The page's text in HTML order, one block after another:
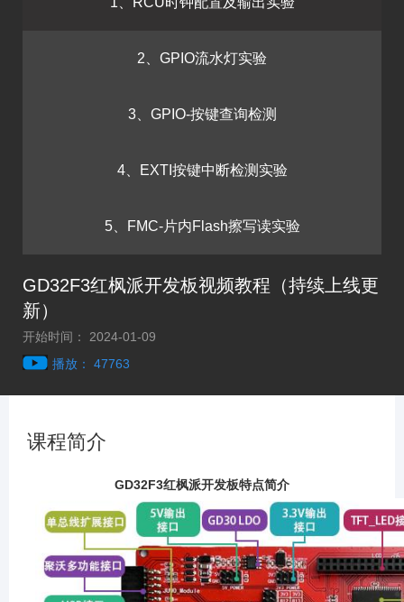
2、GPIO流水灯实验
3、GPIO-按键查询检测
4、EXTI按键中断检测实验
5、FMC-片内Flash擦写读实验
GD32F3红枫派开发板视频教程（持续上线更
新）
开始时间： 2024-01-09
播放： 47763
课程简介
GD32F3红枫派开发板特点简介